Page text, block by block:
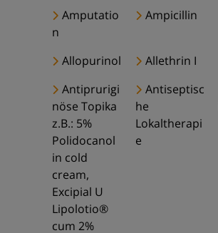
Amputatio
n
Ampicillin
Allopurinol Allethrin I
Antiprurigi
nöse Topika
z.B.: 5%
Polidocanol
in cold
cream,
Excipial U
Lipolotio®
cum 2%
Antiseptisc
he
Lokaltherapi
e